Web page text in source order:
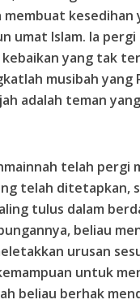
umat Islam. Ia
yang tak
musibah yang
adalah teman
telah pergi
telah ditetapkan,
tulus dalam
beliau
urusan
untuk
beliau berhak